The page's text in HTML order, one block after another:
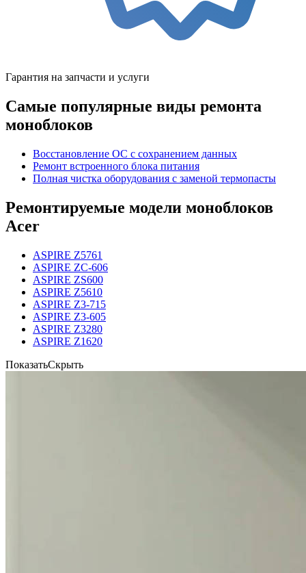
Гарантия на запчасти и услуги
Самые популярные виды ремонта
моноблоков
Восстановление ОС с сохранением данных
Ремонт встроенного блока питания
Полная чистка оборудования с заменой термопасты
Ремонтируемые модели моноблоков
Acer
ASPIRE Z5761
ASPIRE ZC-606
ASPIRE ZS600
ASPIRE Z5610
ASPIRE Z3-715
ASPIRE Z3-605
ASPIRE Z3280
ASPIRE Z1620
ПоказатьСкрыть